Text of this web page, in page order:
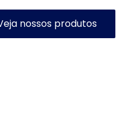
nossos produtos